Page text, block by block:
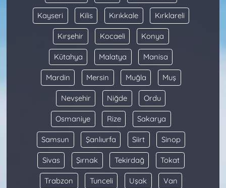
Kayseri Kilis Kırıkkale Kırklareli
Kırşehir Kocaeli Konya
Kütahya Malatya Manisa
Mardin Mersin Muğla Muş
Nevşehir Niğde Ordu
Osmaniye Rize Sakarya
Samsun Şanlıurfa Siirt Sinop
Sivas Şırnak Tekirdağ Tokat
Trabzon Tunceli Uşak Van